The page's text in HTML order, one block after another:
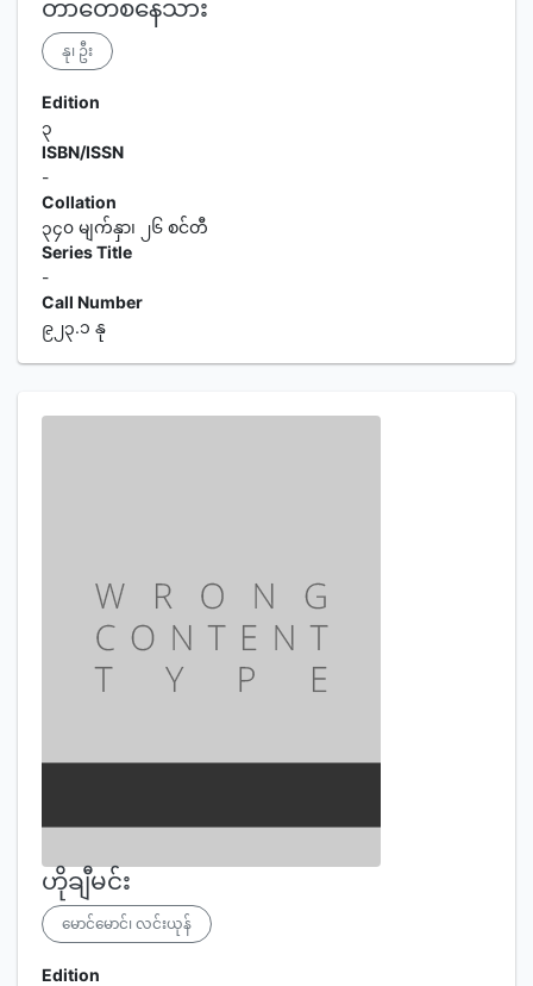
တာတေစနေသား
နု၊ ဦး
Edition
၃
ISBN/ISSN
-
Collation
၃၄၀ မျက်နှာ၊ ၂၆ စင်တီ
Series Title
-
Call Number
၉၂၃.၁ နု
ဟိုချီမင်း
မောင်မောင်၊ လင်းယုန်
Edition